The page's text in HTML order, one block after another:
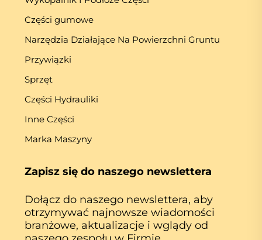
Części gumowe
Narzędzia Działające Na Powierzchni Gruntu
Przywiązki
Sprzęt
Części Hydrauliki
Inne Części
Marka Maszyny
Zapisz się do naszego newslettera
Dołącz do naszego newslettera, aby
otrzymywać najnowsze wiadomości
branżowe, aktualizacje i wglądy od